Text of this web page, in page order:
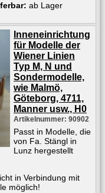
ab Lager
Inneneinrichtung
für Modelle der
Wiener Linien
Typ M, N und
Sondermodelle,
wie Malmö,
Göteborg, 4711,
Manner usw., H0
Artikelnummer: 90902
Passt in Modelle, die
von Fa. Stängl in
Lunz hergestellt
in Verbindung mit
möglich!